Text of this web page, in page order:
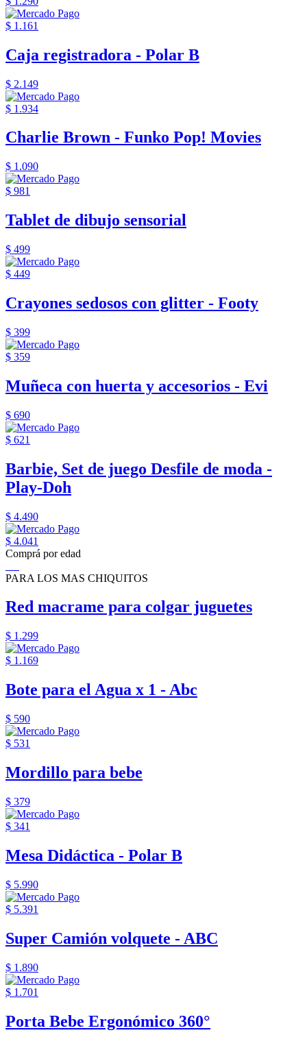
$ 1.161
Caja registradora - Polar B
$ 2.149
$ 1.934
Charlie Brown - Funko Pop! Movies
$ 1.090
$ 981
Tablet de dibujo sensorial
$ 499
$ 449
Crayones sedosos con glitter - Footy
$ 399
$ 359
Muñeca con huerta y accesorios - Evi
$ 690
$ 621
Barbie, Set de juego Desfile de moda -
Play-Doh
$ 4.490
$ 4.041
Comprá por edad
PARA LOS MAS CHIQUITOS
Red macrame para colgar juguetes
$ 1.299
$ 1.169
Bote para el Agua x 1 - Abc
$ 590
$ 531
Mordillo para bebe
$ 379
$ 341
Mesa Didáctica - Polar B
$ 5.990
$ 5.391
Super Camión volquete - ABC
$ 1.890
$ 1.701
Porta Bebe Ergonómico 360°